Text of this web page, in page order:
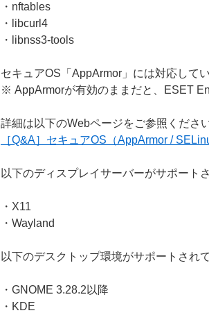
・nftables
・libcurl4
・libnss3-tools
セキュアOS「AppArmor」には対応して
※ AppArmorが有効のままだと、ESET
詳細は以下のWebページをご参照ください
［Q&A］セキュアOS（AppArmor /
以下のディスプレイサーバーがサポート
・X11
・Wayland
以下のデスクトップ環境がサポートされ
・GNOME 3.28.2以降
・KDE